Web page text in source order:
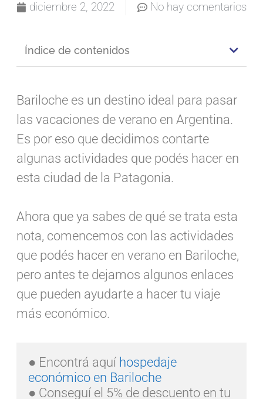
diciembre 2, 2022
No hay comentarios
Índice de contenidos
Bariloche es un destino ideal para pasar
las vacaciones de verano en Argentina.
Es por eso que decidimos contarte
algunas actividades que podés hacer en
esta ciudad de la Patagonia.
Ahora que ya sabes de qué se trata esta
nota, comencemos con las actividades
que podés hacer en verano en Bariloche,
pero antes te dejamos algunos enlaces
que pueden ayudarte a hacer tu viaje
más económico.
● Encontrá aquí hospedaje
económico en Bariloche